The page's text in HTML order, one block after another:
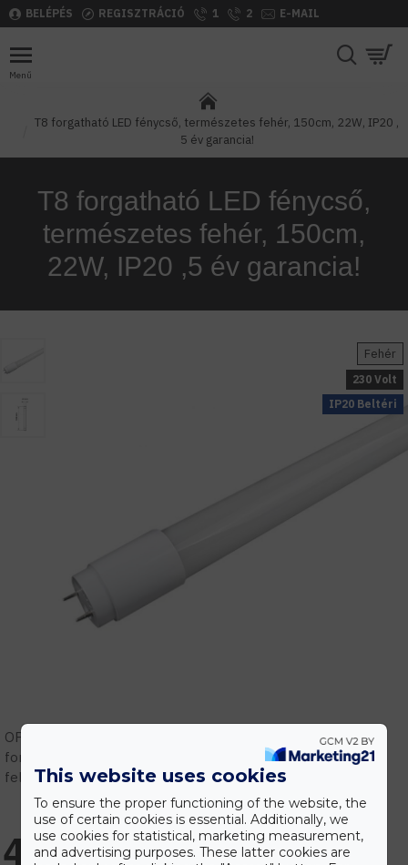
BELÉPÉS REGISZTRÁCIÓ 1 2 E-MAIL
T8 forgatható LED fénycső, természetes fehér, 150cm, 22W, IP20 ,
5 év garancia!
T8 forgatható LED fénycső,
természetes fehér, 150cm,
22W, IP20 ,5 év garancia!
IP20 Beltéri
Fehér
230 Volt
OPTONICA LED gyári képviselet! Vásárolj megbízható
forrásból! Szakmai támogatás, tervezés, gyári garanciális
feltételek.
4.157 Ft
This website uses cookies
To ensure the proper functioning of the website, the
use of certain cookies is essential. Additionally, we
use cookies for statistical, marketing measurement,
and advertising purposes. These latter cookies are